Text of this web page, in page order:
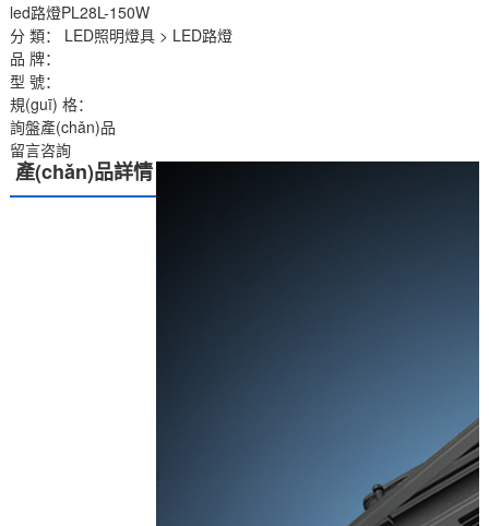
led路燈PL28L-150W
分 類：
LED照明燈具> LED路燈
品 牌：
型 號：
規(guī) 格：
詢盤產(chǎn)品
留言咨詢
產(chǎn)品詳情